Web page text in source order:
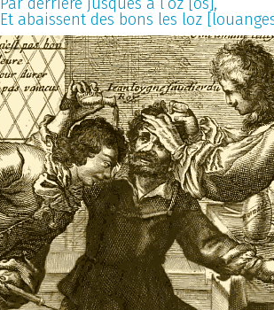
Et abaissent des bons les loz